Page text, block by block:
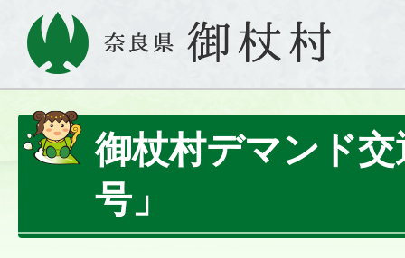
御杖村デマンド
号」